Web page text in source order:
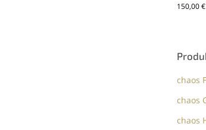
150,00€
chaos
chaos
chaos